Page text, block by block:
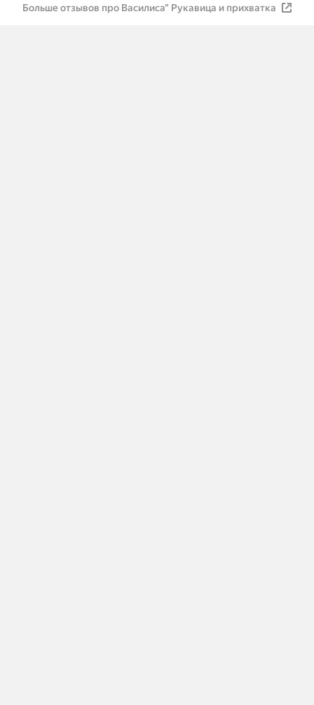
Больше отзывов про Василиса" Рукавица и прихватка